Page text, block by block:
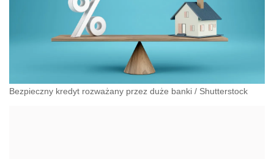
Bezpieczny kredyt rozważany przez duże banki / Shutterstock